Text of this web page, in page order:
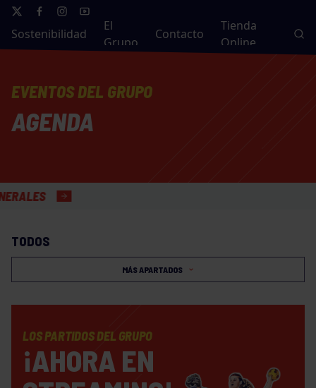
Sostenibilidad
El
Grupo
Contacto
Tienda
Online
EVENTOS DEL GRUPO
AGENDA
TODOS
MÁS APARTADOS
LOS PARTIDOS DEL GRUPO
¡AHORA EN